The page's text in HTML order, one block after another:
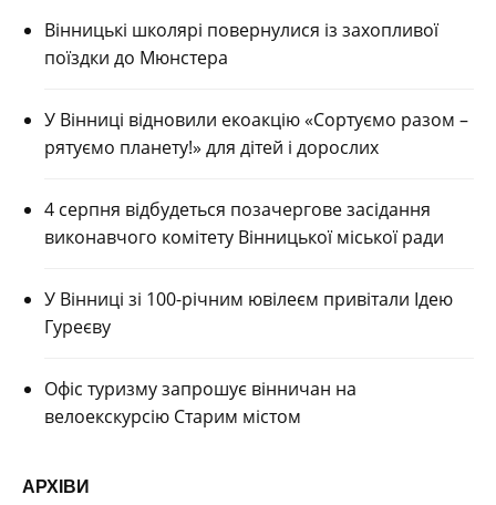
Вінницькі школярі повернулися із захопливої
поїздки до Мюнстера
У Вінниці відновили екоакцію «Сортуємо разом –
рятуємо планету!» для дітей і дорослих
4 серпня відбудеться позачергове засідання
виконавчого комітету Вінницької міської ради
У Вінниці зі 100-річним ювілеєм привітали Ідею
Гуреєву
Офіс туризму запрошує вінничан на
велоекскурсію Старим містом
АРХІВИ